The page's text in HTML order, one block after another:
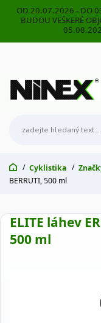
OD 20.07.2026 - DO
BUDOU VEŠKERÉ
Cyklistika
BERRUTI, 500 ml
ELITE láhev
500 ml